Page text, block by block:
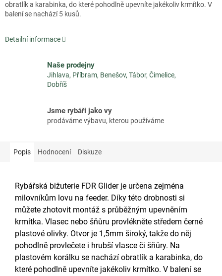
obratlík a karabinka, do které pohodlně upevníte jakékoliv krmítko. V
balení se nachází 5 kusů.
Detailní informace
Naše prodejny
Jihlava, Příbram, Benešov, Tábor, Čimelice,
Dobříš
Jsme rybáři jako vy
prodáváme výbavu, kterou používáme
Popis Hodnocení Diskuze
Rybářská bižuterie FDR Glider je určena zejména
milovníkům lovu na feeder. Díky této drobnosti si
můžete zhotovit montáž s průběžným upevněním
krmítka. Vlasec nebo šňůru provlékněte středem černé
plastové olivky. Otvor je 1,5mm široký, takže do něj
pohodlně provlečete i hrubší vlasce či šňůry. Na
plastovém korálku se nachází obratlík a karabinka, do
které pohodlně upevníte jakékoliv krmítko. V balení se